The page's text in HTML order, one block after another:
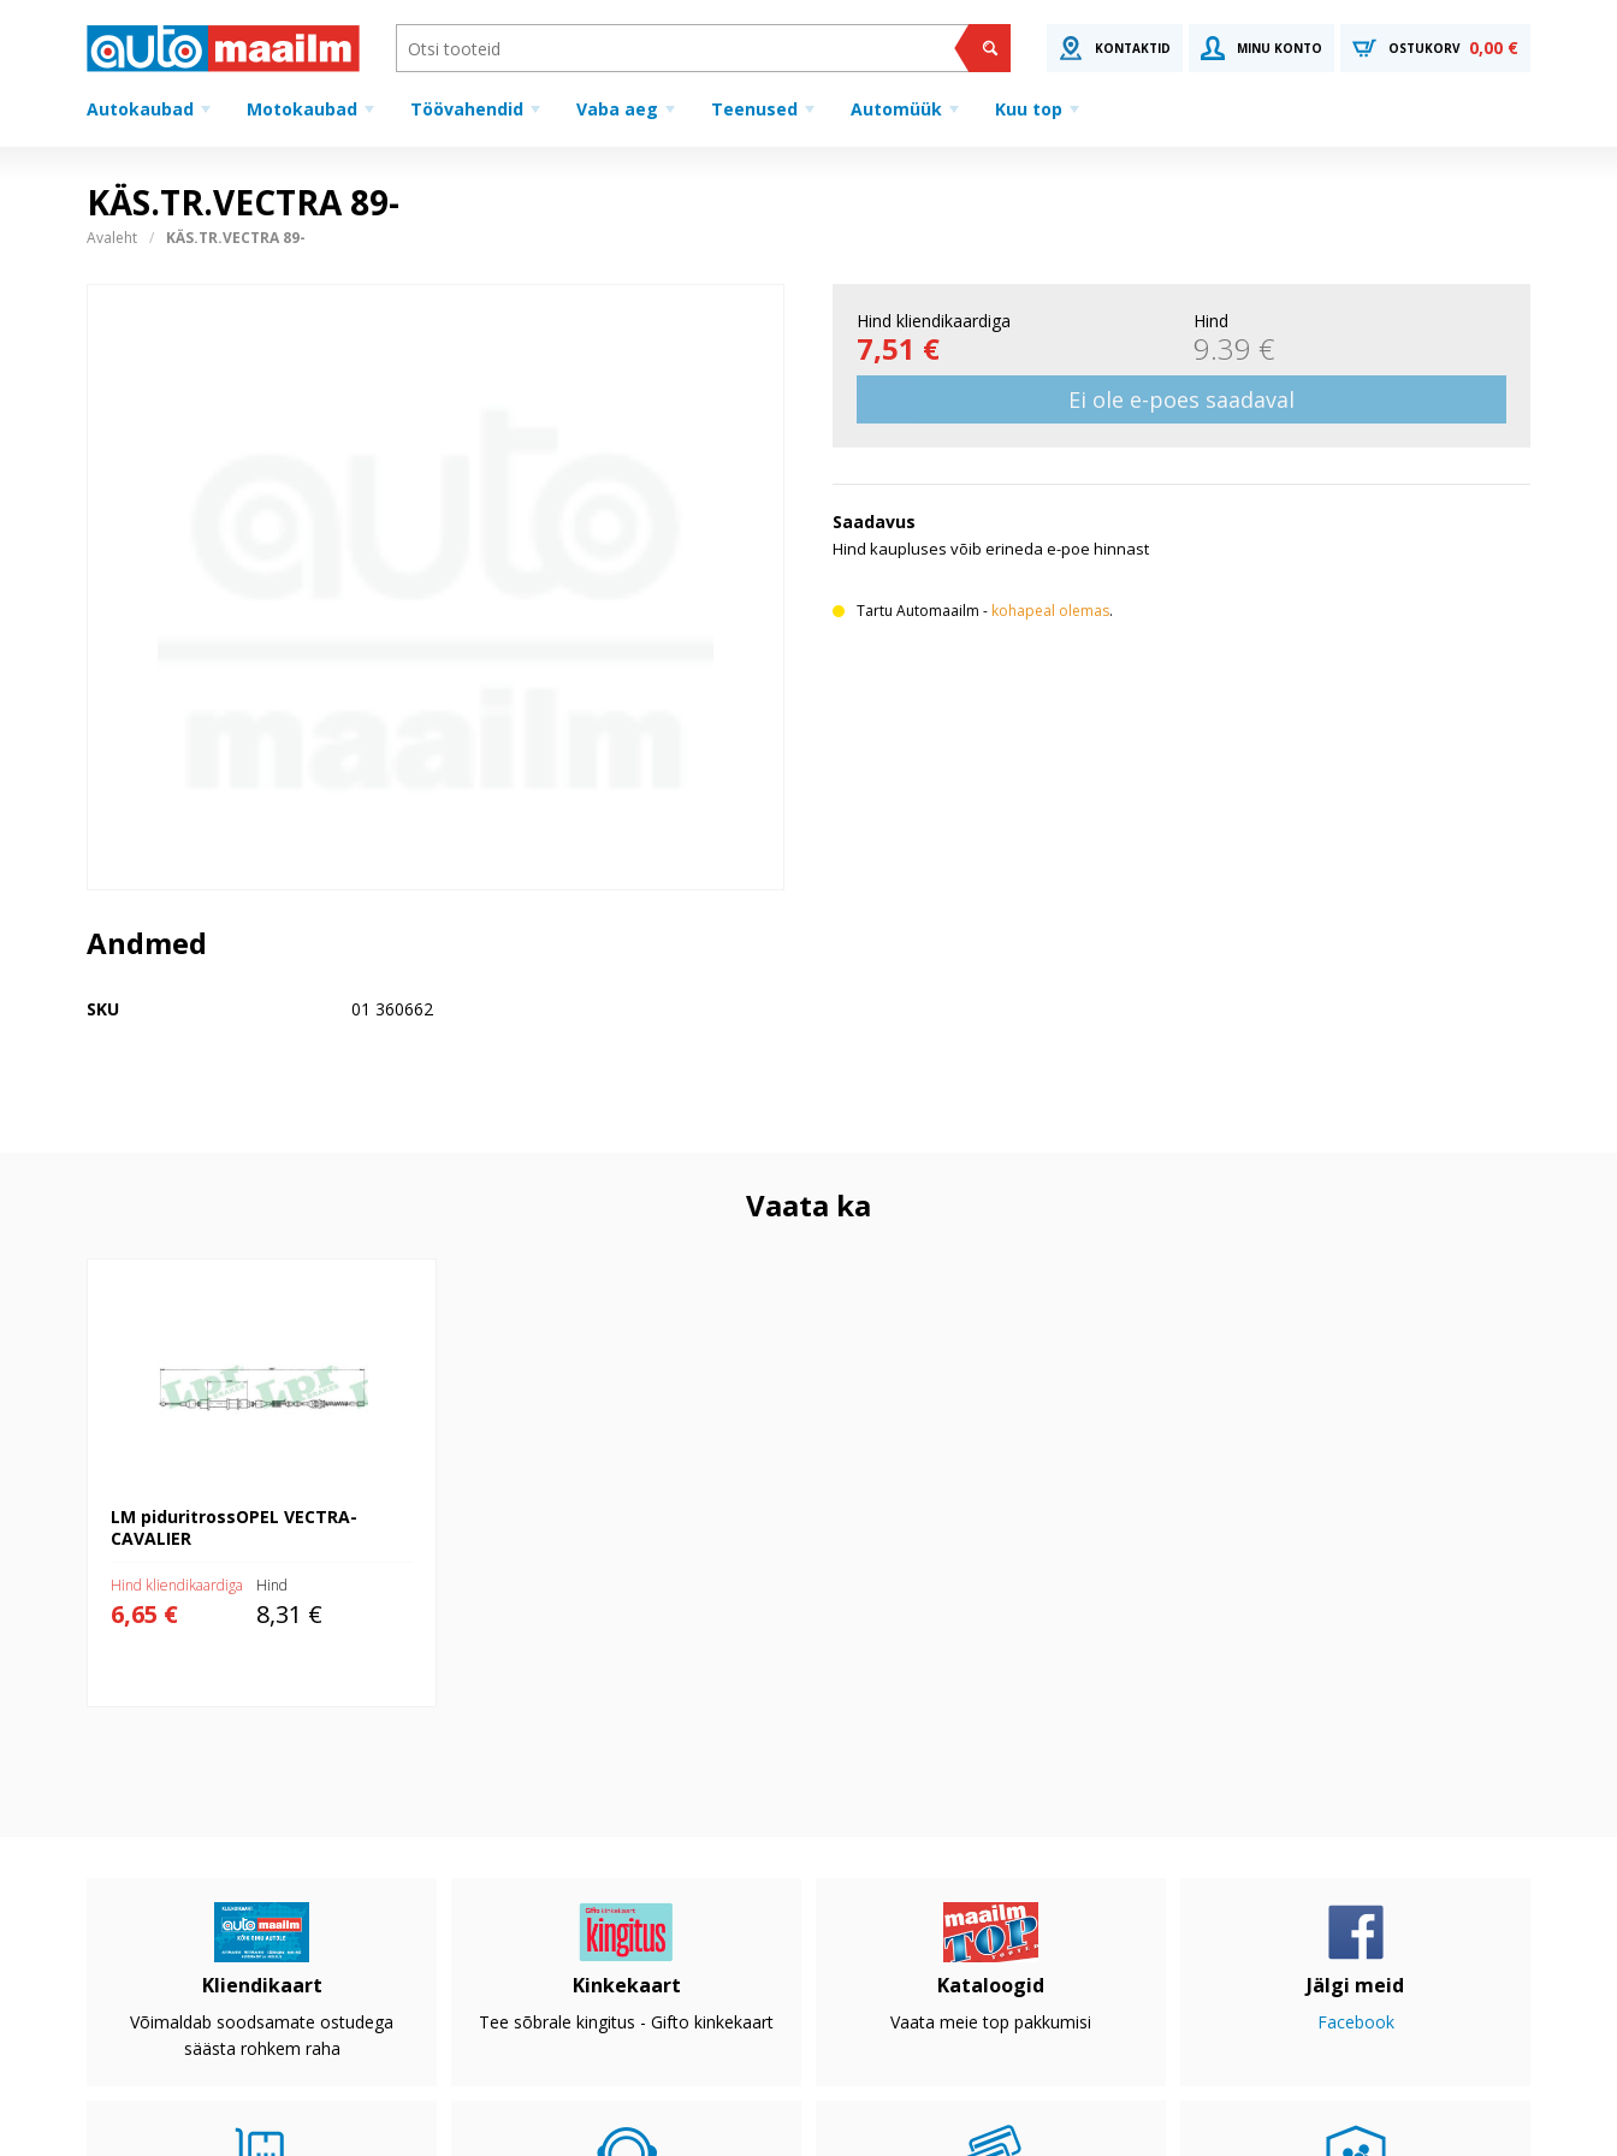
KONTAKTID MINU KONTO OSTUKORV 0,00 €
Autokaubad Motokaubad Töövahendid Vaba aeg Teenused Automüük Kuu top
KÄS.TR.VECTRA 89-
Avaleht KÄS.TR.VECTRA 89-
Hind kliendikaardiga
7,51 €
Hind
9.39 €
Ei ole e-poes saadaval
Saadavus
Hind kaupluses võib erineda e-poe hinnast
Tartu Automaailm - kohapeal olemas.
Andmed
SKU 01 360662
Vaata ka
LM piduritrossOPEL VECTRA-
CAVALIER
Hind kliendikaardiga
6,65 €
Hind
8,31 €
Kliendikaart
Võimaldab soodsamate ostudega
säästa rohkem raha
Kinkekaart
Tee sõbrale kingitus - Gifto kinkekaart
Kataloogid
Vaata meie top pakkumisi
Jälgi meid
Facebook